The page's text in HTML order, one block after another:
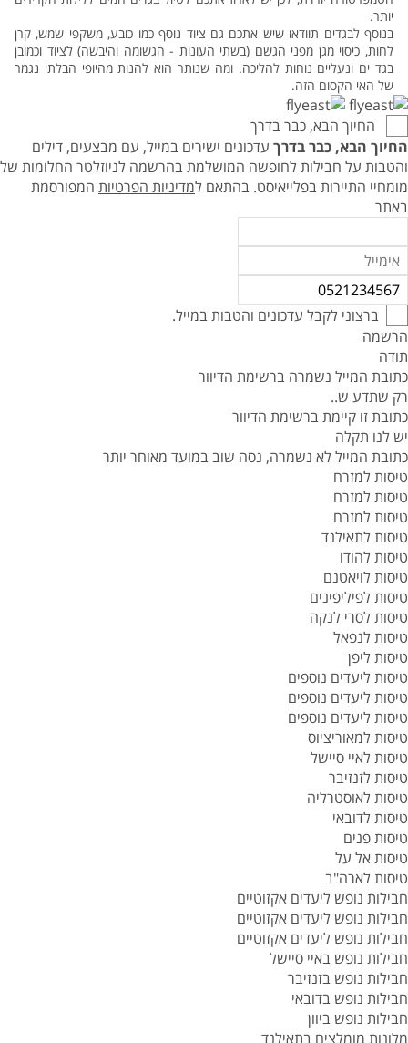
יותר.
בנוסף לבגדים תוודאו שיש אתכם גם ציוד נוסף כמו כובע, משקפי שמש, קרן
לחות, כיסוי מגן מפני הגשם (בשתי העונות - הגשומה והיבשה) לציוד וכמובן
בגד ים ונעליים נוחות להליכה. ומה שנותר הוא להנות מהיופי הבלתי נגמר
של האי הקסום הזה.
החיוך הבא, כבר בדרך
החיוך הבא, כבר בדרך עדכונים ישירים במייל, עם מבצעים, דילים
והטבות על חבילות לחופשה המושלמת בהרשמה לניוזלטר החלומות של
מומחיי התיירות בפלייאיסט. בהתאם למדיניות הפרטיות המפורסמת
באתר
ברצוני לקבל עדכונים והטבות במייל.
הרשמה
תודה
כתובת המייל נשמרה ברשימת הדיוור
רק שתדע ש..
כתובת זו קיימת ברשימת הדיוור
יש לנו תקלה
כתובת המייל לא נשמרה, נסה שוב במועד מאוחר יותר
טיסות למזרח
טיסות למזרח
טיסות למזרח
טיסות לתאילנד
טיסות להודו
טיסות לויאטנם
טיסות לפיליפינים
טיסות לסרי לנקה
טיסות לנפאל
טיסות ליפן
טיסות ליעדים נוספים
טיסות ליעדים נוספים
טיסות ליעדים נוספים
טיסות למאוריציוס
טיסות לאיי סיישל
טיסות לזנזיבר
טיסות לאוסטרליה
טיסות לדובאי
טיסות פנים
טיסות אל על
טיסות לארה"ב
חבילות נופש ליעדים אקזוטיים
חבילות נופש ליעדים אקזוטיים
חבילות נופש ליעדים אקזוטיים
חבילות נופש באיי סיישל
חבילות נופש בזנזיבר
חבילות נופש בדובאי
חבילות נופש ביוון
מלונות מומלצים בתאילנד